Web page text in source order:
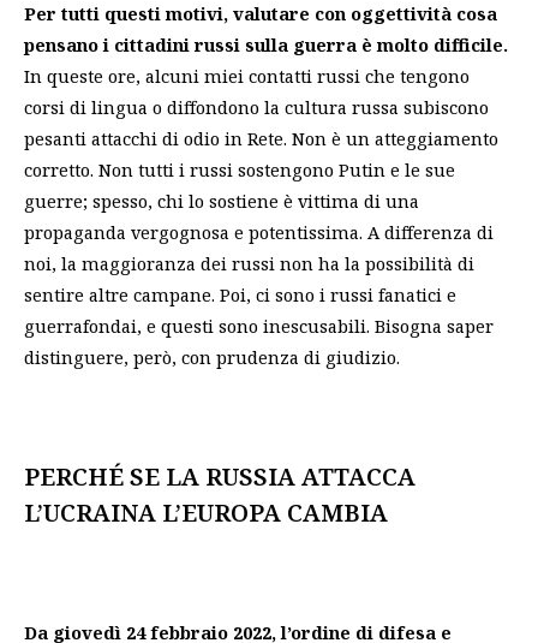
Per tutti questi motivi, valutare con oggettività cosa
pensano i cittadini russi sulla guerra è molto difficile.
In queste ore, alcuni miei contatti russi che tengono
corsi di lingua o diffondono la cultura russa subiscono
pesanti attacchi di odio in Rete. Non è un atteggiamento
corretto. Non tutti i russi sostengono Putin e le sue
guerre; spesso, chi lo sostiene è vittima di una
propaganda vergognosa e potentissima. A differenza di
noi, la maggioranza dei russi non ha la possibilità di
sentire altre campane. Poi, ci sono i russi fanatici e
guerrafondai, e questi sono inescusabili. Bisogna saper
distinguere, però, con prudenza di giudizio.
PERCHÉ SE LA RUSSIA ATTACCA
L’UCRAINA L’EUROPA CAMBIA
Da giovedì 24 febbraio 2022, l’ordine di difesa e